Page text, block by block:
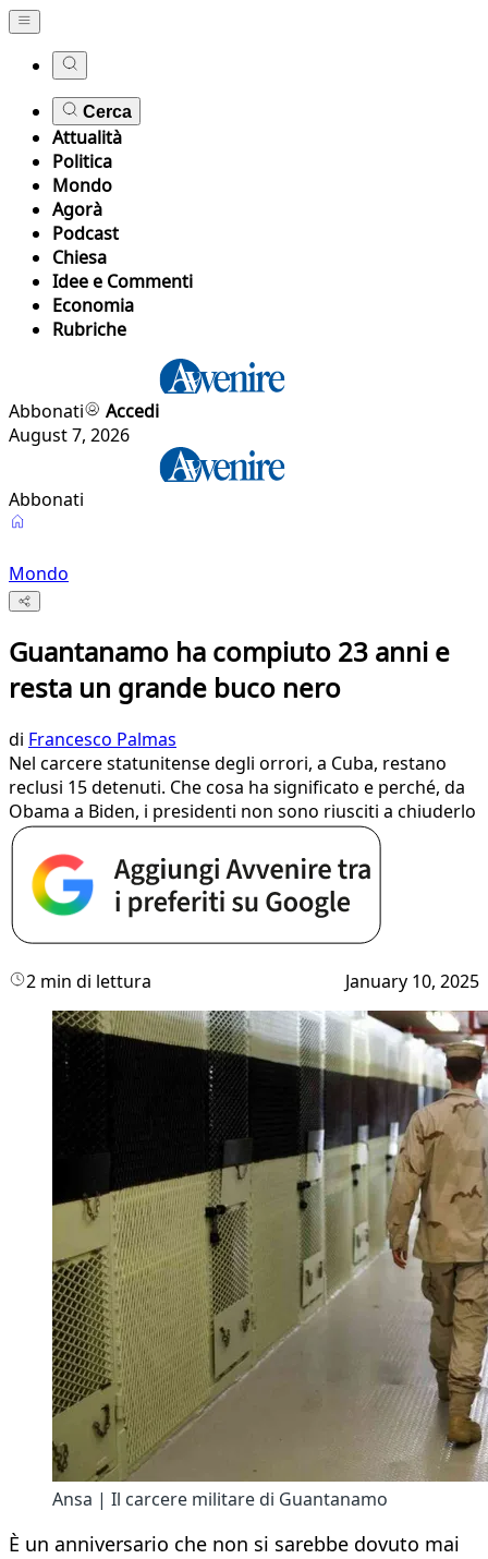
Cerca
Attualità
Politica
Mondo
Agorà
Podcast
Chiesa
Idee e Commenti
Economia
Rubriche
Abbonati
Accedi
August 7, 2026
Abbonati
Mondo
Guantanamo ha compiuto 23 anni e
resta un grande buco nero
di Francesco Palmas
Nel carcere statunitense degli orrori, a Cuba, restano
reclusi 15 detenuti. Che cosa ha significato e perché, da
Obama a Biden, i presidenti non sono riusciti a chiuderlo
2 min di lettura January 10, 2025
Ansa | Il carcere militare di Guantanamo
È un anniversario che non si sarebbe dovuto mai